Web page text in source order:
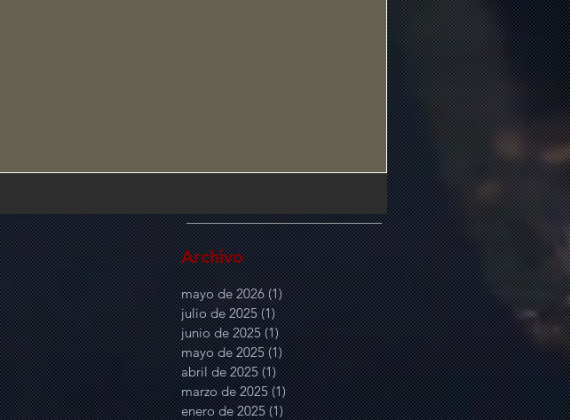
Archivo
mayo de 2026 (1)1 entrada
julio de 2025 (1)1 entrada
junio de 2025 (1)1 entrada
mayo de 2025 (1)1 entrada
abril de 2025 (1)1 entrada
marzo de 2025 (1)1 entrada
enero de 2025 (1)1 entrada